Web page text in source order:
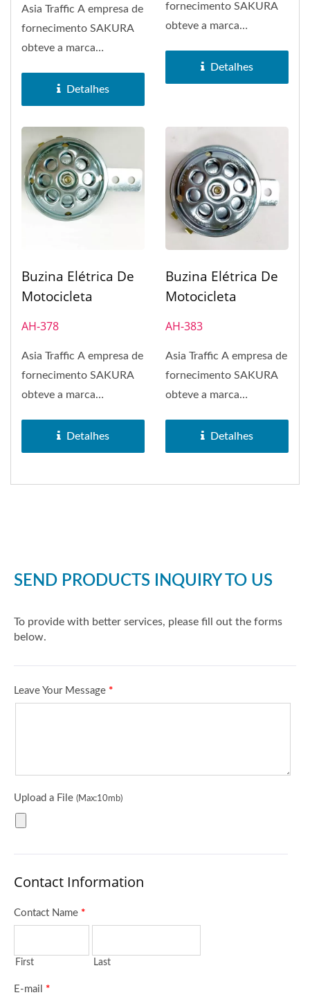
Asia Traffic A empresa de
fornecimento SAKURA
obteve a marca
SAKURA em 1972....
Detalhes
fornecimento SAKURA
obteve a marca
SAKURA em 1972....
Detalhes
Buzina Elétrica De
Motocicleta
AH-378
Asia Traffic A empresa de
fornecimento SAKURA
obteve a marca
SAKURA em 1972....
Detalhes
Buzina Elétrica De
Motocicleta
AH-383
Asia Traffic A empresa de
fornecimento SAKURA
obteve a marca
SAKURA em 1972....
Detalhes